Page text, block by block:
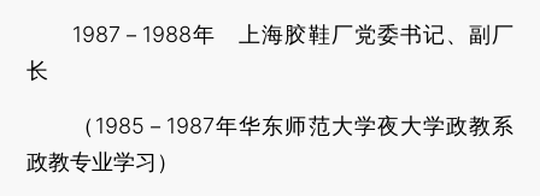
1987－1988年 上海胶鞋厂党委书记、副厂
长
（1985－1987年华东师范大学夜大学政教系
政教专业学习）